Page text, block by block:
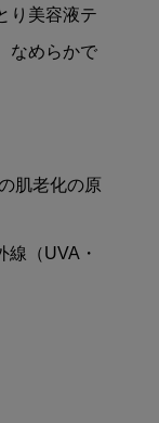
り美容液テ
、なめらかで
肌老化の原
線（UVA・